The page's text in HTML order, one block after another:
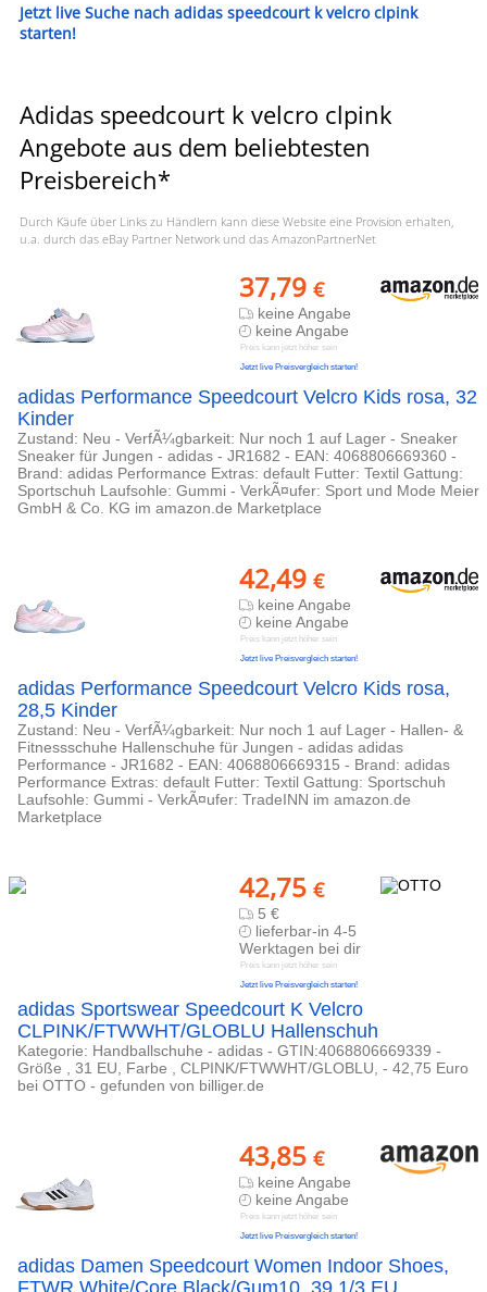
Jetzt live Suche nach adidas speedcourt k velcro clpink
starten!
Adidas speedcourt k velcro clpink
Angebote aus dem beliebtesten
Preisbereich*
Durch Käufe über Links zu Händlern kann diese Website eine Provision erhalten,
u.a. durch das eBay Partner Network und das AmazonPartnerNet
37,79 €
keine Angabe
keine Angabe
Preis kann jetzt höher sein
Jetzt live Preisvergleich starten!
adidas Performance Speedcourt Velcro Kids rosa, 32
Kinder
Zustand: Neu - VerfÃ¼gbarkeit: Nur noch 1 auf Lager - Sneaker
Sneaker für Jungen - adidas - JR1682 - EAN: 4068806669360 -
Brand: adidas Performance Extras: default Futter: Textil Gattung:
Sportschuh Laufsohle: Gummi - VerkÃ¤ufer: Sport und Mode Meier
GmbH & Co. KG im amazon.de Marketplace
42,49 €
keine Angabe
keine Angabe
Preis kann jetzt höher sein
Jetzt live Preisvergleich starten!
adidas Performance Speedcourt Velcro Kids rosa,
28,5 Kinder
Zustand: Neu - VerfÃ¼gbarkeit: Nur noch 1 auf Lager - Hallen- &
Fitnessschuhe Hallenschuhe für Jungen - adidas adidas
Performance - JR1682 - EAN: 4068806669315 - Brand: adidas
Performance Extras: default Futter: Textil Gattung: Sportschuh
Laufsohle: Gummi - VerkÃ¤ufer: TradeINN im amazon.de
Marketplace
42,75 €
5 €
lieferbar-in 4-5
Werktagen bei dir
Preis kann jetzt höher sein
Jetzt live Preisvergleich starten!
adidas Sportswear Speedcourt K Velcro
CLPINK/FTWWHT/GLOBLU Hallenschuh
Kategorie: Handballschuhe - adidas - GTIN:4068806669339 -
Größe , 31 EU, Farbe , CLPINK/FTWWHT/GLOBLU, - 42,75 Euro
bei OTTO - gefunden von billiger.de
43,85 €
keine Angabe
keine Angabe
Preis kann jetzt höher sein
Jetzt live Preisvergleich starten!
adidas Damen Speedcourt Women Indoor Shoes,
FTWR White/Core Black/Gum10, 39 1/3 EU